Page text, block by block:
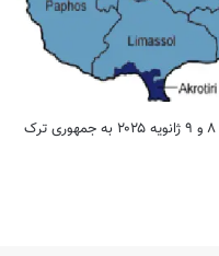
هاکان فیدان، وزیر امور خارجه ترکیه، در تاریخ ۸ و ۹ ژانویه ۲۰۲۵ به جمهوری ترک